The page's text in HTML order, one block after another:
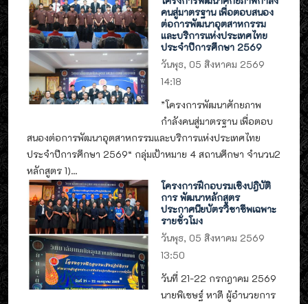
คนสู่มาตรฐาน เพื่อตอบสนอง
ต่อการพัฒนาอุตสาหกรรม
และบริการแห่งประเทศไทย
ประจำปีการศึกษา 2569
วันพุธ, 05 สิงหาคม 2569
14:18
”โครงการพัฒนาศักยภาพ
กำลังคนสู่มาตรฐาน เพื่อตอบ
สนองต่อการพัฒนาอุตสาหกรรมและบริการแห่งประเทศไทย
ประจำปีการศึกษา 2569“ กลุ่มเป้าหมาย 4 สถานศึกษา จำนวน2
หลักสูตร 1)...
โครงการฝึกอบรมเชิงปฎิบัติ
การ พัฒนาหลักสูตร
ประกาศนียบัตรวิชาชีพเฉพาะ
รายชั่วโมง
วันพุธ, 05 สิงหาคม 2569
13:50
วันที่ 21-22 กรกฎาคม 2569
นายพิเชษฐ์ หาดี ผู้อำนวยการ